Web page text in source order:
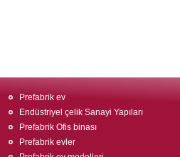
Prefabrik ev
Endüstriyel çelik Sanayi Yapıları
Prefabrik Ofis binası
Prefabrik evler